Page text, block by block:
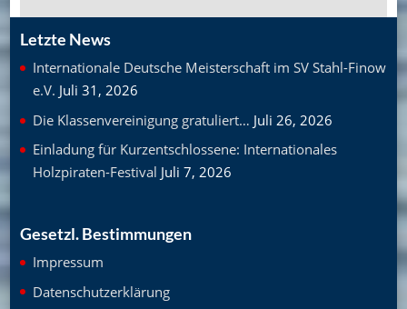
Letzte News
Internationale Deutsche Meisterschaft im SV Stahl-Finow
e.V. Juli 31, 2026
Die Klassenvereinigung gratuliert… Juli 26, 2026
Einladung für Kurzentschlossene: Internationales
Holzpiraten-Festival Juli 7, 2026
Gesetzl. Bestimmungen
Impressum
Datenschutzerklärung